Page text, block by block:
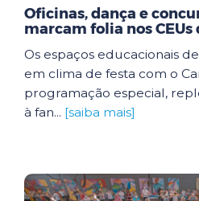
Oficinas, dança e
marcam folia nos CEUs
Os espaços educacionais
em clima de festa com o
programação especial,
à fan... [saiba mais]